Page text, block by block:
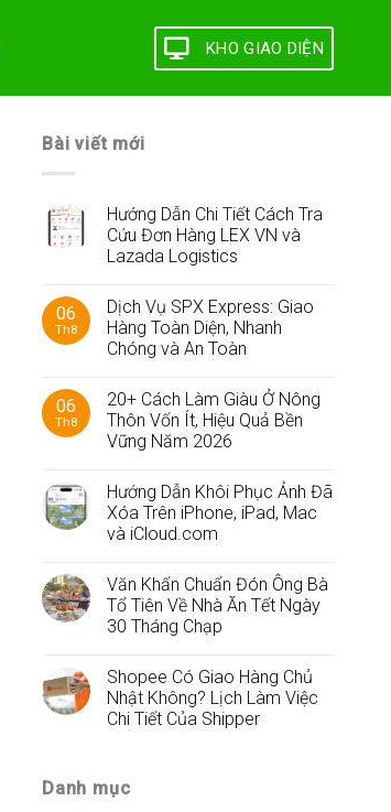
KHO GIAO DIỆN
Bài viết mới
Hướng Dẫn Chi Tiết Cách Tra
Cứu Đơn Hàng LEX VN và
Lazada Logistics
06
Th8
Dịch Vụ SPX Express: Giao
Hàng Toàn Diện, Nhanh
Chóng và An Toàn
06
Th8
20+ Cách Làm Giàu Ở Nông
Thôn Vốn Ít, Hiệu Quả Bền
Vững Năm 2026
Hướng Dẫn Khôi Phục Ảnh Đã
Xóa Trên iPhone, iPad, Mac
và iCloud.com
Văn Khấn Chuẩn Đón Ông Bà
Tổ Tiên Về Nhà Ăn Tết Ngày
30 Tháng Chạp
Shopee Có Giao Hàng Chủ
Nhật Không? Lịch Làm Việc
Chi Tiết Của Shipper
Danh mục